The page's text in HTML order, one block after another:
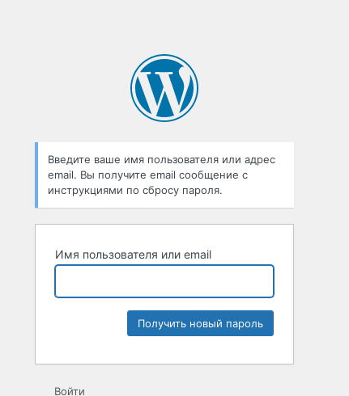
Введите ваше имя пользователя или адрес
email. Вы получите email сообщение с
инструкциями по сбросу пароля.
Имя пользователя или email
Войти